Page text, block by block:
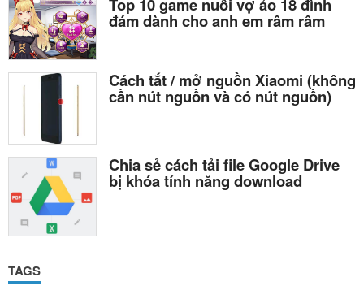
Top 10 game nuôi vợ ảo 18 đình
đám dành cho anh em râm râm
Cách tắt / mở nguồn Xiaomi (không
cần nút nguồn và có nút nguồn)
Chia sẻ cách tải file Google Drive
bị khóa tính năng download
TAGS